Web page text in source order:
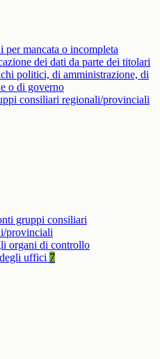
per mancata o incompleta
dei dati da parte dei titolari
politici, di amministrazione, di
o di governo
consiliari regionali/provinciali
gruppi consiliari
provinciali
organi di controllo
uffici 7